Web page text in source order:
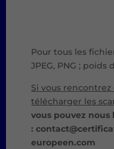
Pour tous les
JPEG, PNG ; poids
Si vous
télécharger les
vous pouvez nous
:
europeen.com